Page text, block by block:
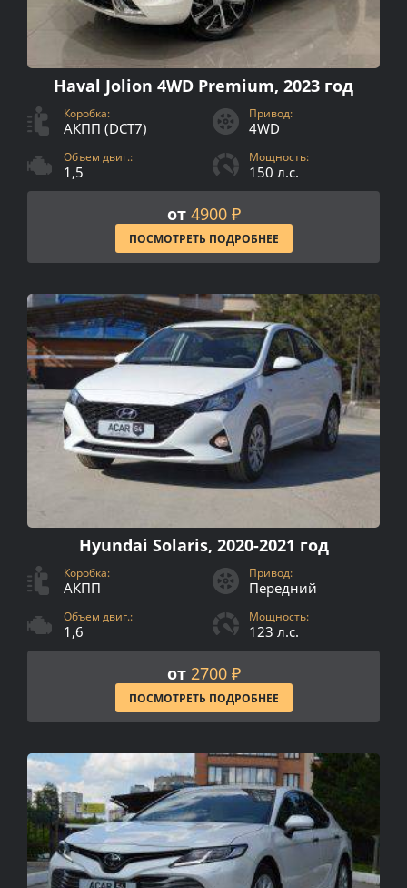
Haval Jolion 4WD Premium, 2023 год
Коробка:
АКПП (DCT7)
Привод:
4WD
Объем двиг.:
1,5
Мощность:
150 л.с.
от 4900 ₽
ПОСМОТРЕТЬ ПОДРОБНЕЕ
Hyundai Solaris, 2020-2021 год
Коробка:
АКПП
Привод:
Передний
Объем двиг.:
1,6
Мощность:
123 л.с.
от 2700 ₽
ПОСМОТРЕТЬ ПОДРОБНЕЕ